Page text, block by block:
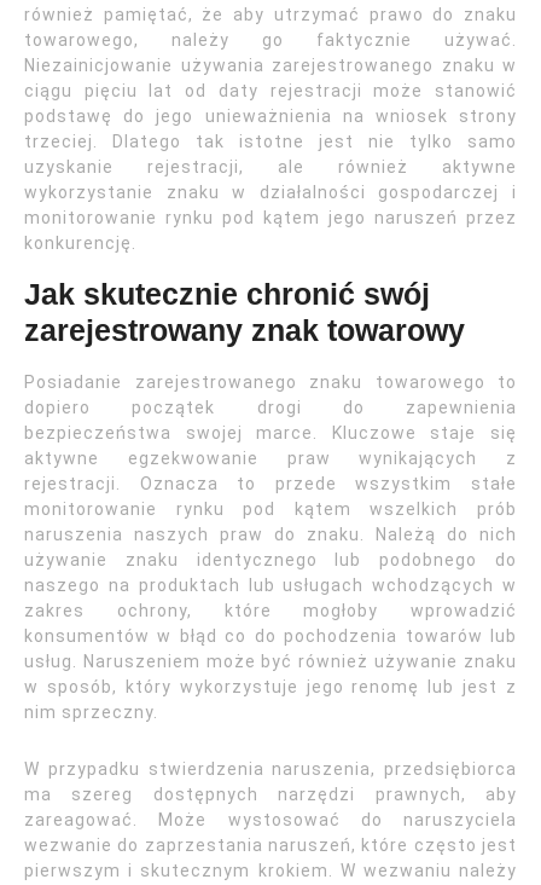
również pamiętać, że aby utrzymać prawo do znaku
towarowego, należy go faktycznie używać.
Niezainicjowanie używania zarejestrowanego znaku w
ciągu pięciu lat od daty rejestracji może stanowić
podstawę do jego unieważnienia na wniosek strony
trzeciej. Dlatego tak istotne jest nie tylko samo
uzyskanie rejestracji, ale również aktywne
wykorzystanie znaku w działalności gospodarczej i
monitorowanie rynku pod kątem jego naruszeń przez
konkurencję.
Jak skutecznie chronić swój
zarejestrowany znak towarowy
Posiadanie zarejestrowanego znaku towarowego to
dopiero początek drogi do zapewnienia
bezpieczeństwa swojej marce. Kluczowe staje się
aktywne egzekwowanie praw wynikających z
rejestracji. Oznacza to przede wszystkim stałe
monitorowanie rynku pod kątem wszelkich prób
naruszenia naszych praw do znaku. Należą do nich
używanie znaku identycznego lub podobnego do
naszego na produktach lub usługach wchodzących w
zakres ochrony, które mogłoby wprowadzić
konsumentów w błąd co do pochodzenia towarów lub
usług. Naruszeniem może być również używanie znaku
w sposób, który wykorzystuje jego renomę lub jest z
nim sprzeczny.
W przypadku stwierdzenia naruszenia, przedsiębiorca
ma szereg dostępnych narzędzi prawnych, aby
zareagować. Może wystosować do naruszyciela
wezwanie do zaprzestania naruszeń, które często jest
pierwszym i skutecznym krokiem. W wezwaniu należy